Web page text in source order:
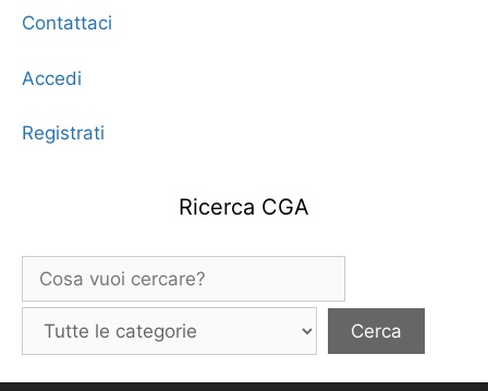
Contattaci
Accedi
Registrati
Ricerca CGA